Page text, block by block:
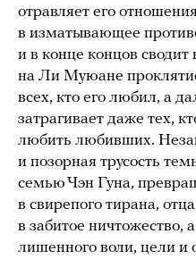
отравляет его
в изматывающее
и в конце концов
на Ли Муюане
всех, кто его любил, а
затрагивает даже тех,
любить любивших.
и позорная трусость
семью Чэн Гуна,
в свирепого тирана,
в забитое ничтожество,
лишенного воли, цели и